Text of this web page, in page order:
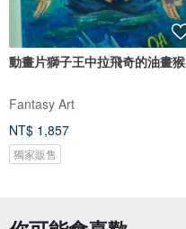
動畫片獅子王中拉飛奇的油畫猴
Fantasy Art
NT$ 1,857
獨家販售